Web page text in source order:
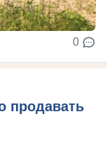
0
продавать